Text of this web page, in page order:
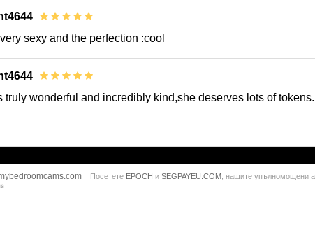
sexy and the perfection :cool
truly wonderful and incredibly kind,she deserves lots of
Посетете EPOCH и SEGPAYEU.COM , нашите упълномощени